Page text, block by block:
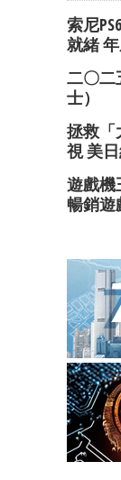
索尼
就緒
二〇二
士）
拯救「
視 美
遊戲機
暢銷遊